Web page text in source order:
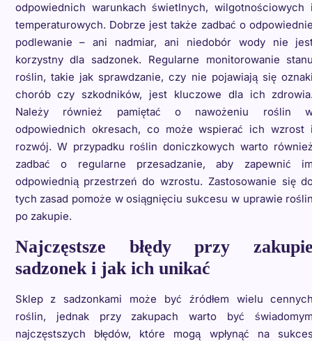
odpowiednich warunkach świetlnych, wilgotnościowych
temperaturowych. Dobrze jest także zadbać o
podlewanie – ani nadmiar, ani niedobór wody nie
korzystny dla sadzonek. Regularne monitorowanie
roślin, takie jak sprawdzanie, czy nie pojawiają się
chorób czy szkodników, jest kluczowe dla ich
Należy również pamiętać o nawożeniu roślin
odpowiednich okresach, co może wspierać ich wzrost
rozwój. W przypadku roślin doniczkowych warto
zadbać o regularne przesadzanie, aby zapewnić
odpowiednią przestrzeń do wzrostu. Zastosowanie się
tych zasad pomoże w osiągnięciu sukcesu w uprawie
po zakupie.
Najczęstsze błędy przy
sadzonek i jak ich unikać
Sklep z sadzonkami może być źródłem wielu
roślin, jednak przy zakupach warto być
najczęstszych błędów, które mogą wpłynąć na